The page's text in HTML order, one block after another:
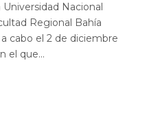
Universidad Nacional
Regional Bahía
a cabo el 2 de diciembre
el que...